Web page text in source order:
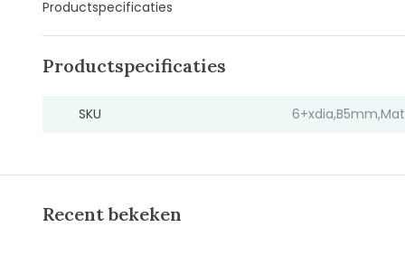
Productspecificaties
Productspecificaties
SKU
Recent bekeken